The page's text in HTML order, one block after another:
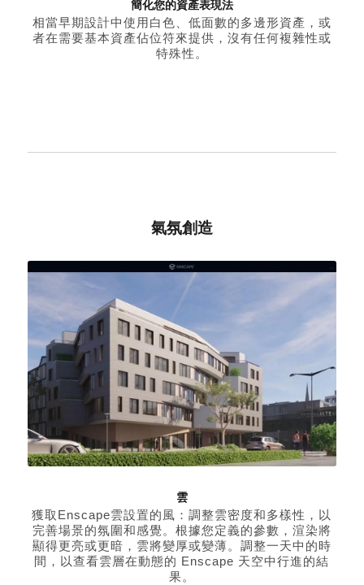
簡化您的資產表現法
相當早期設計中使用白色、低面數的多邊形資產，或
者在需要基本資產佔位符來提供，沒有任何複雜性或
特殊性。
氣氛創造
雲
獲取Enscape雲設置的風：調整雲密度和多樣性，以
完善場景的氛圍和感覺。根據您定義的參數，渲染將
顯得更亮或更暗，雲將變厚或變薄。調整一天中的時
間，以查看雲層在動態的 Enscape 天空中行進的結
果。